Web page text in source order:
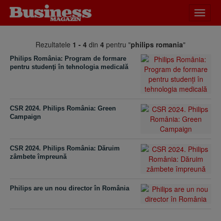
meniu
Rezultatele 1 - 4 din 4 pentru "philips romania"
Philips România: Program de formare
pentru studenţi în tehnologia medicală
CSR 2024. Philips România: Green
Campaign
CSR 2024. Philips România: Dăruim
zâmbete împreună
Philips are un nou director în România